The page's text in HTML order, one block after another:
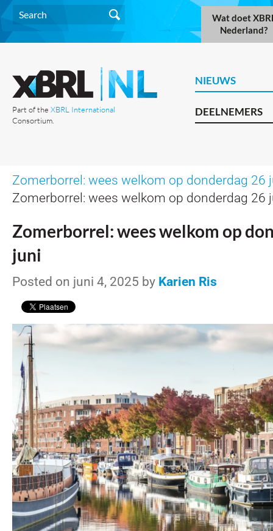
Wat doet
Nederland?
Part of the XBRL International
Consortium.
NIEUWS
DEELNEMERS
Zomerborrel: wees welkom op donderdag 26
Zomerborrel: wees welkom op donderdag 26
Zomerborrel: wees welkom op
juni
Posted on juni 4, 2025 by Karien Ris